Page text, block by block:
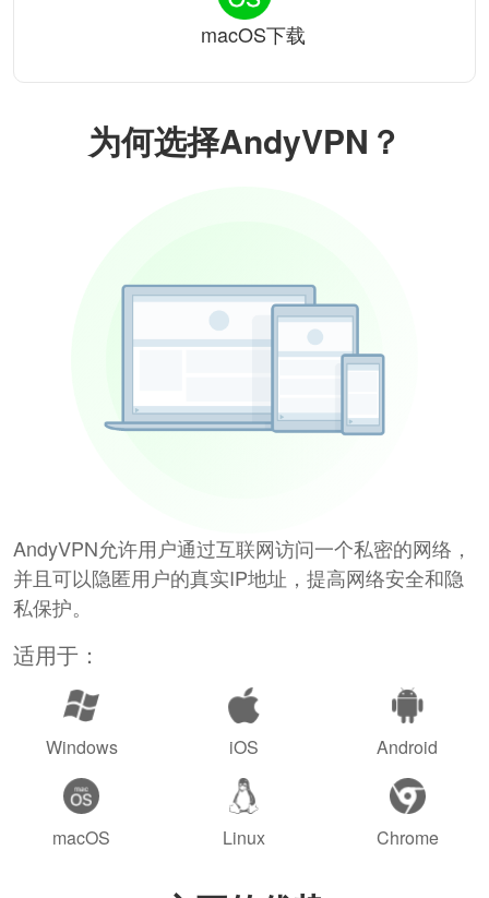
为何选择AndyVPN？
AndyVPN允许用户通过互联网访问一个私密的网络，
并且可以隐匿用户的真实IP地址，提高网络安全和隐
私保护。
适用于：
Windows iOS Android
macOS Linux Chrome
macOS下载